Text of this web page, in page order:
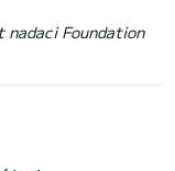
nadaci Foundation